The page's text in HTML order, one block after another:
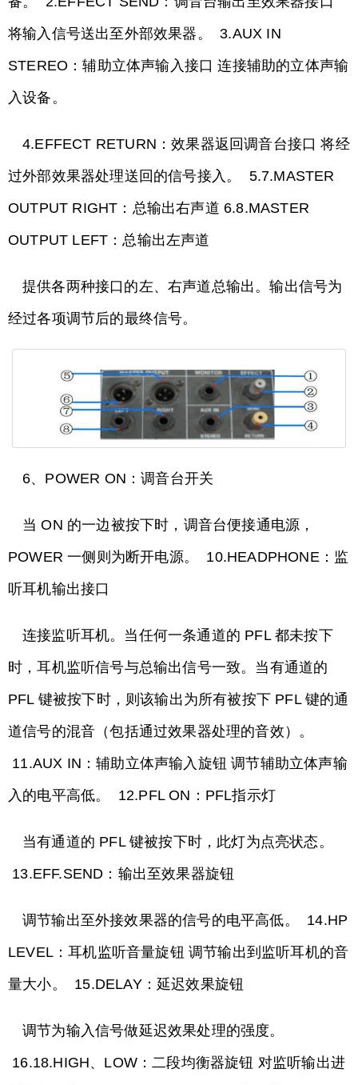
将输入信号送出至外部效果器。 3.AUX IN
STEREO：辅助立体声输入接口 连接辅助的立体声输
入设备。
4.EFFECT RETURN：效果器返回调音台接口 将经
过外部效果器处理送回的信号接入。 5.7.MASTER
OUTPUT RIGHT：总输出右声道 6.8.MASTER
OUTPUT LEFT：总输出左声道
提供各两种接口的左、右声道总输出。输出信号为
经过各项调节后的最终信号。
6、POWER ON：调音台开关
当 ON 的一边被按下时，调音台便接通电源，
POWER 一侧则为断开电源。 10.HEADPHONE：监
听耳机输出接口
连接监听耳机。当任何一条通道的 PFL 都未按下
时，耳机监听信号与总输出信号一致。当有通道的
PFL 键被按下时，则该输出为所有被按下 PFL 键的通
道信号的混音（包括通过效果器处理的音效）。
11.AUX IN：辅助立体声输入旋钮 调节辅助立体声输
入的电平高低。 12.PFL ON：PFL指示灯
当有通道的 PFL 键被按下时，此灯为点亮状态。
13.EFF.SEND：输出至效果器旋钮
调节输出至外接效果器的信号的电平高低。 14.HP
LEVEL：耳机监听音量旋钮 调节输出到监听耳机的音
量大小。 15.DELAY：延迟效果旋钮
调节为输入信号做延迟效果处理的强度。
16.18.HIGH、LOW：二段均衡器旋钮 对监听输出进